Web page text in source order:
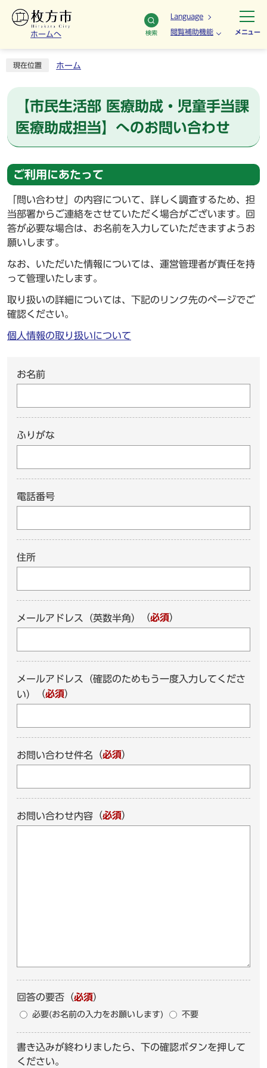
ホームへ 検索
Language
閲覧補助機能 メニュー
現在位置 ホーム
【市民生活部 医療助成・児童手当課
医療助成担当】へのお問い合わせ
ご利用にあたって
「問い合わせ」の内容について、詳しく調査するため、担
当部署からご連絡をさせていただく場合がございます。回
答が必要な場合は、お名前を入力していただきますようお
願いします。
なお、いただいた情報については、運営管理者が責任を持
って管理いたします。
取り扱いの詳細については、下記のリンク先のページでご
確認ください。
個人情報の取り扱いについて
お名前
ふりがな
電話番号
住所
メールアドレス（英数半角） （必須）
メールアドレス（確認のためもう一度入力してくださ
い）
（必須）
お問い合わせ件名 （必須）
お問い合わせ内容 （必須）
回答の要否 （必須）
必要(お名前の入力をお願いします) 不要
書き込みが終わりましたら、下の確認ボタンを押して
ください。